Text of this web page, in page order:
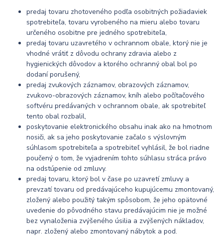
predaj tovaru zhotoveného podľa osobitných požiadaviek
spotrebiteľa, tovaru vyrobeného na mieru alebo tovaru
určeného osobitne pre jedného spotrebiteľa,
predaj tovaru uzavretého v ochrannom obale, ktorý nie je
vhodné vrátiť z dôvodu ochrany zdravia alebo z
hygienických dôvodov a ktorého ochranný obal bol po
dodaní porušený,
predaj zvukových záznamov, obrazových záznamov,
zvukovo-obrazových záznamov, kníh alebo počítačového
softvéru predávaných v ochrannom obale, ak spotrebiteľ
tento obal rozbalil,
poskytovanie elektronického obsahu inak ako na hmotnom
nosiči, ak sa jeho poskytovanie začalo s výslovným
súhlasom spotrebiteľa a spotrebiteľ vyhlásil, že bol riadne
poučený o tom, že vyjadrením tohto súhlasu stráca právo
na odstúpenie od zmluvy.
predaj tovaru, ktorý bol v čase po uzavretí zmluvy a
prevzatí tovaru od predávajúceho kupujúcemu zmontovaný,
zložený alebo použitý takým spôsobom, že jeho opätovné
uvedenie do pôvodného stavu predávajúcim nie je možné
bez vynaloženia zvýšeného úsilia a zvýšených nákladov,
napr. zložený alebo zmontovaný nábytok a pod.